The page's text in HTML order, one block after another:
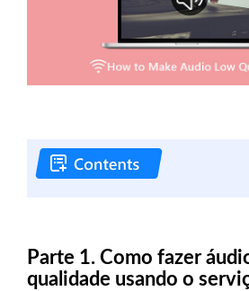
Parte 1. Como fazer
qualidade usando o